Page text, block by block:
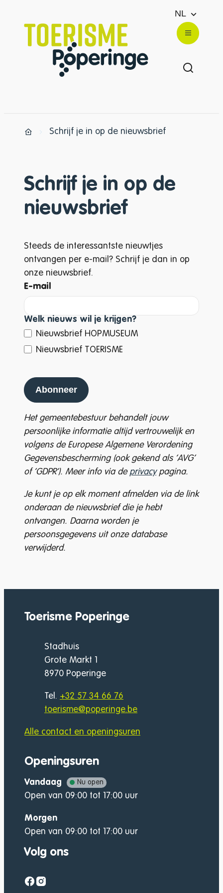
NL
Toerisme Poperinge
Zoek
Menu
Startpagina
Schrijf je in op de nieuwsbrief
Schrijf je in op de
nieuwsbrief
Steeds de interessantste nieuwtjes
ontvangen per e-mail? Schrijf je dan in op
onze nieuwsbrief.
E-mail
Welk nieuws wil je krijgen?
Nieuwsbrief HOPMUSEUM
Nieuwsbrief TOERISME
Abonneer
Het gemeentebestuur behandelt jouw
persoonlijke informatie altijd vertrouwelijk en
volgens de Europese Algemene Verordening
Gegevensbescherming (ook gekend als ‘AVG’
of ‘GDPR’). Meer info via de privacypagina.
Je kunt je op elk moment afmelden via de link
onderaan de nieuwsbrief die je hebt
ontvangen. Daarna worden je
persoonsgegevens uit onze database
verwijderd.
Toerisme Poperinge
AdresStadhuis
Grote Markt 1
,8970 Poperinge
+32 57 34 66 76
E-mailtoerisme@poperinge.be
Alle contact en openingsuren
Openingsuren
Vandaag Nu open
Open van 09:00 tot 17:00 uur
Morgen
Open van 09:00 tot 17:00 uur
Volg ons
Facebook
Instagram